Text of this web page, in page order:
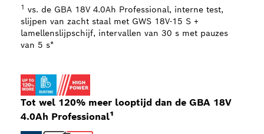
Tot wel 120% meer looptijd dan de GBA 18V
4.0Ah Professional¹
1 vs. de GBA 18V 4.0Ah Professional, interne test,
slijpen van zacht staal met GWS 18V-15 S +
lamellenslijpschijf, intervallen van 30 s met pauzes
van 5 s*